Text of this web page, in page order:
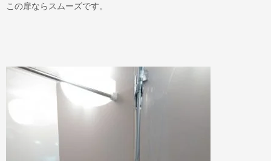
この扉ならスムーズです。